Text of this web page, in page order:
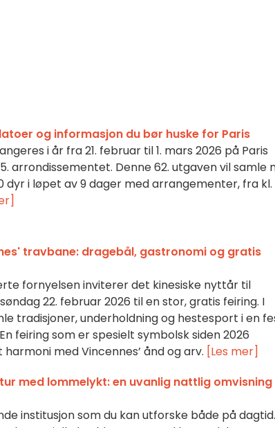
og informasjon du bør huske for Paris
i år fra 21. februar til 1. mars 2026 på Paris
arrondissementet. Denne 62. utgaven vil samle
dyr i løpet av 9 dager med arrangementer, fra kl.
travbane: dragebål, gastronomi og gratis
fornyelsen inviterer det kinesiske nyttår til
22. februar 2026 til en stor, gratis feiring. I
tradisjoner, underholdning og hestesport i en
feiring som er spesielt symbolsk siden 2026
med Vincennes’ ånd og arv. [Les mer]
med lommelykt: en uvanlig nattlig omvisning
institusjon som du kan utforske både på